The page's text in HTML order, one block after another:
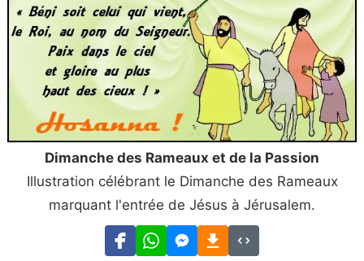
Dimanche des Rameaux et de la Passion
Illustration célébrant le Dimanche des Rameaux
marquant l'entrée de Jésus à Jérusalem.